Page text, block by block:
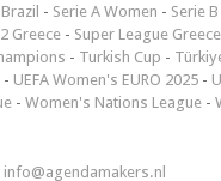
- Serie A Women - Serie B
Greece - Super League Greece
- Turkish Cup -
- UEFA Women's EURO 2025 -
- Women's Nations League -
info@agendamakers.nl